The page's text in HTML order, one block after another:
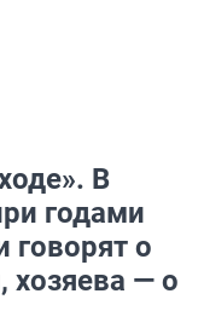
В
годами
говорят о
хозяева — о